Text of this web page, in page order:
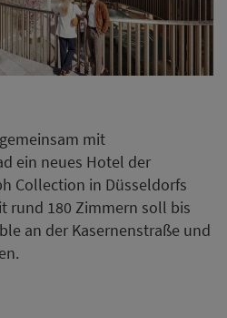
mit
ein neues Hotel der
Collection in Düsseldorfs
rund 180 Zimmern soll bis
an der Kasernenstraße und